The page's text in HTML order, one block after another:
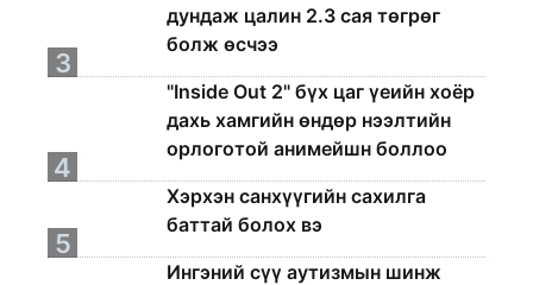
дундаж цалин 2.3 сая төгрөг
болж өсчээ
3
"Inside Out 2" бүх цаг үеийн хоёр
дахь хамгийн өндөр нээлтийн
орлоготой анимейшн боллоо
4
Хэрхэн санхүүгийн сахилга
баттай болох вэ
5
Ингэний сүү аутизмын шинж